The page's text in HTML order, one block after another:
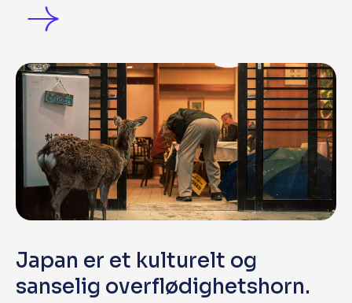
Japan er et kulturelt og
sanselig overflødighetshorn.